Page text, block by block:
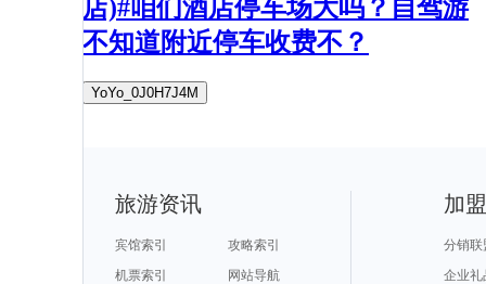
店)#咱们酒店停车场大吗？自驾游
不知道附近停车收费不？
YoYo_0J0H7J4M
旅游资讯
宾馆索引
攻略索引
机票索引
网站导航
加
分销联
企业礼